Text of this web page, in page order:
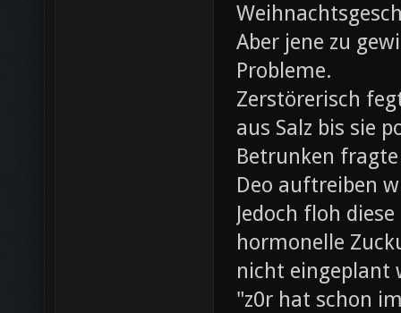
Aber jene zu
Probleme.
Zerstörerisch
aus Salz bis sie
Betrunken
Deo auftreiben
Jedoch floh
hormonelle
nicht eingeplant
"z0r hat schon